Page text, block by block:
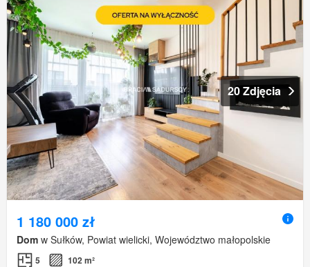
20 Zdjęcia
1 180 000 zł
Dom w Sułków, Powiat wielicki, Województwo małopolskie
5
102 m²